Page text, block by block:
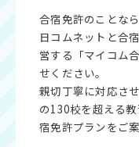
合宿免許のことな
日コムネットと合
営する「マイコム
せください。
親切丁寧に対応さ
の130校を超える
宿免許プランをご